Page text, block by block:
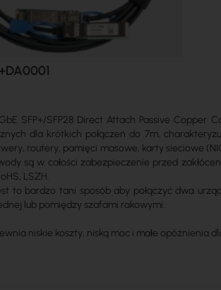
SFP+/SFP28 Direct Attach Passive Copper
dla krótkich połączeń do 7m,
routery, pamięci masowe, karty sieciowe
są w całości zabezpieczenie przed
LSZH.
to bardzo tani sposób aby połączyć dwa
lub pomiędzy szafami rakowymi.
niskie koszty, niską moc i małe opóźnienia